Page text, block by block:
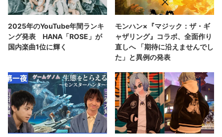
2025年のYouTube年間ランキ
ング発表 HANA「ROSE」が
国内楽曲1位に輝く
モンハン×『マジック：ザ・ギ
ャザリング』コラボ、全面作り
直しへ 「期待に沿えませんでし
た」と異例の発表